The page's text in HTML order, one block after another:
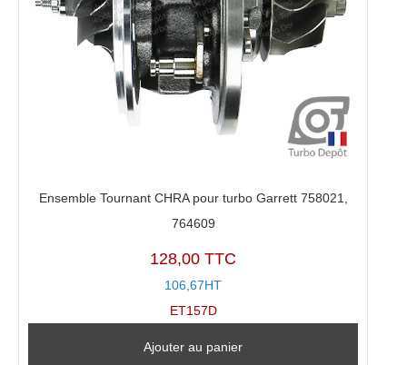
Ensemble Tournant CHRA pour turbo Garrett 758021,
764609
128,00 TTC
106,67HT
ET157D
Ajouter au panier